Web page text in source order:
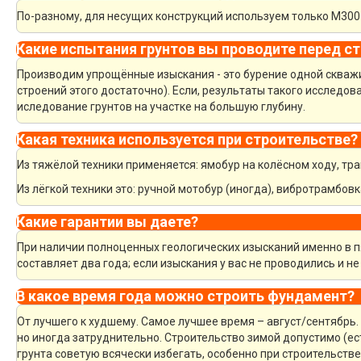
По-разному, для несущих конструкций используем только
Какие испытания грунтов вы проводите перед
Производим упрощённые изыскания - это бурение одной
строений этого достаточно). Если, результаты такого
иследование грунтов на участке на большую глубину.
Какая техника используется при строительстве?
Из тяжёлой техники применяется: ямобур на колёсном ходу,
Из лёгкой техники это: ручной мотобур (иногда),
Какие гарантии вы даете?
При наличии полноценных геологических изысканий именно в
составляет два года; если изыскания у вас не проводились и
В какое время года можно строить фундамент?
От лучшего к худшему. Самое лучшее время – август/
но иногда затруднительно. Строительство зимой допустимо
грунта советую всячески избегать, особенно при